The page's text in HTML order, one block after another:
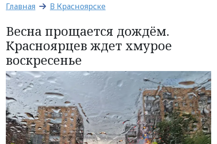
Главная В Красноярске
Весна прощается дождём.
Красноярцев ждет хмурое
воскресенье